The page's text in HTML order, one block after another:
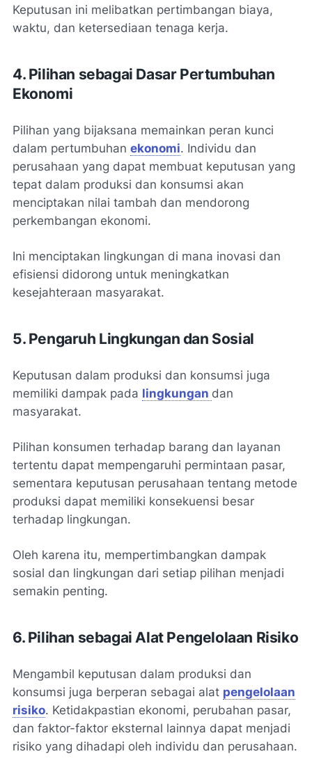
Keputusan ini melibatkan pertimbangan biaya,
waktu, dan ketersediaan tenaga kerja.
4. Pilihan sebagai Dasar Pertumbuhan
Ekonomi
Pilihan yang bijaksana memainkan peran kunci
dalam pertumbuhan ekonomi. Individu dan
perusahaan yang dapat membuat keputusan yang
tepat dalam produksi dan konsumsi akan
menciptakan nilai tambah dan mendorong
perkembangan ekonomi.
Ini menciptakan lingkungan di mana inovasi dan
efisiensi didorong untuk meningkatkan
kesejahteraan masyarakat.
5. Pengaruh Lingkungan dan Sosial
Keputusan dalam produksi dan konsumsi juga
memiliki dampak pada lingkungan dan
masyarakat.
Pilihan konsumen terhadap barang dan layanan
tertentu dapat mempengaruhi permintaan pasar,
sementara keputusan perusahaan tentang metode
produksi dapat memiliki konsekuensi besar
terhadap lingkungan.
Oleh karena itu, mempertimbangkan dampak
sosial dan lingkungan dari setiap pilihan menjadi
semakin penting.
6. Pilihan sebagai Alat Pengelolaan Risiko
Mengambil keputusan dalam produksi dan
konsumsi juga berperan sebagai alat pengelolaan
risiko. Ketidakpastian ekonomi, perubahan pasar,
dan faktor-faktor eksternal lainnya dapat menjadi
risiko yang dihadapi oleh individu dan perusahaan.